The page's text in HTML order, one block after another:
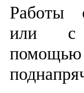
Работы
или с